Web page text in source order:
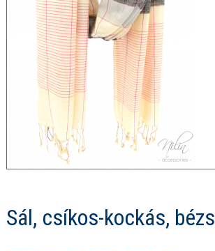
Sál, csíkos-kockás, bézs